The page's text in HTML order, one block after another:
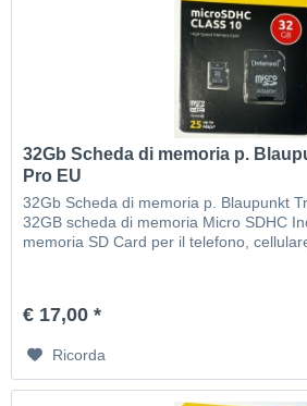
32Gb Scheda di memoria p.
Pro EU
32Gb Scheda di memoria p. Blaupunkt
32GB scheda di memoria Micro SDHC
memoria SD Card per il telefono,
€ 17,00 *
Ricorda